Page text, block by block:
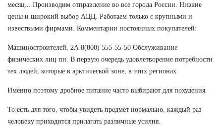
месяц... Производим отправление во все города России. Низкие
цены и широкий выбор АЦЦ. Работаем только с крупными и
извествыми фирмами. Комментарии постоянных покупателей:
Машиностроителей, 2А 8(800) 555-55-50 Обслуживание
физических лиц пн. В первую очередь удовлетворение потребности
тех людей, которые в арктической зоне, в этих регионах.
Именно поэтому дробное питание часто выбирают для похудения.
То есть для того, чтобы увидеть предмет нормально, каждый раз
человеку приходится прилагать различные усилия.